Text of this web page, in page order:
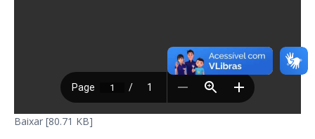
Baixar [80.71 KB]